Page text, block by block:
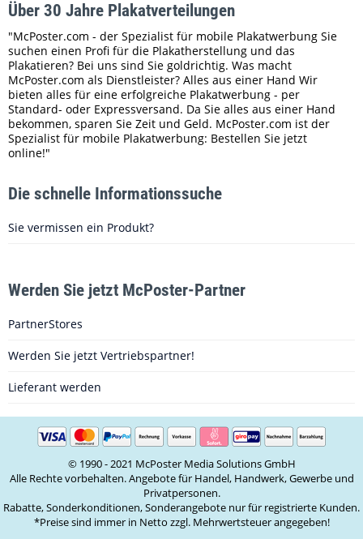
Über 30 Jahre Plakatverteilungen
"McPoster.com - der Spezialist für mobile Plakatwerbung Sie
suchen einen Profi für die Plakatherstellung und das
Plakatieren? Bei uns sind Sie goldrichtig. Was macht
McPoster.com als Dienstleister? Alles aus einer Hand Wir
bieten alles für eine erfolgreiche Plakatwerbung - per
Standard- oder Expressversand. Da Sie alles aus einer Hand
bekommen, sparen Sie Zeit und Geld. McPoster.com ist der
Spezialist für mobile Plakatwerbung: Bestellen Sie jetzt
online!"
Die schnelle Informationssuche
Sie vermissen ein Produkt?
Werden Sie jetzt McPoster-Partner
PartnerStores
Werden Sie jetzt Vertriebspartner!
Lieferant werden
© 1990 - 2021 McPoster Media Solutions GmbH
Alle Rechte vorbehalten. Angebote für Handel, Handwerk, Gewerbe und
Privatpersonen.
Rabatte, Sonderkonditionen, Sonderangebote nur für registrierte Kunden.
*Preise sind immer in Netto zzgl. Mehrwertsteuer angegeben!